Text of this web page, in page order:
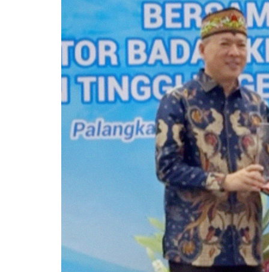
Pemkab Lamandau
Pemkab Mura
Pemkab Pulang Pisau
Pemkab Seruyan
Pemkab Sukamara
Pemko Palangka Raya
DPRD
DPRD
DPRD
DPRD
DPRD
DPRD
DPRD